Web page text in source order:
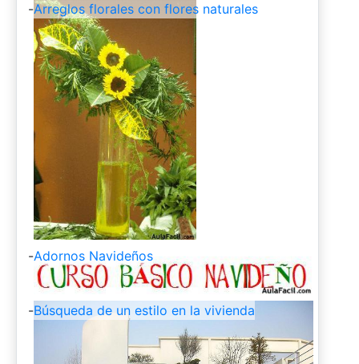
-Arreglos florales con flores naturales
-Adornos Navideños
-Búsqueda de un estilo en la vivienda